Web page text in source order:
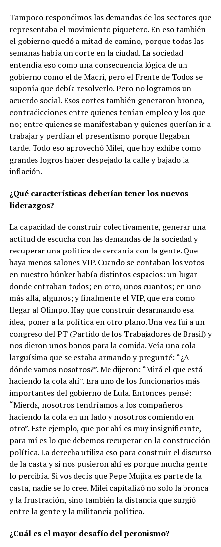
Tampoco respondimos las demandas de los sectores que
representaba el movimiento piquetero. En eso también
el gobierno quedó a mitad de camino, porque todas las
semanas había un corte en la ciudad. La sociedad
entendía eso como una consecuencia lógica de un
gobierno como el de Macri, pero el Frente de Todos se
suponía que debía resolverlo. Pero no logramos un
acuerdo social. Esos cortes también generaron bronca,
contradicciones entre quienes tenían empleo y los que
no; entre quienes se manifestaban y quienes querían ir a
trabajar y perdían el presentismo porque llegaban
tarde. Todo eso aprovechó Milei, que hoy exhibe como
grandes logros haber despejado la calle y bajado la
inflación.
¿Qué características deberían tener los nuevos
liderazgos?
La capacidad de construir colectivamente, generar una
actitud de escucha con las demandas de la sociedad y
recuperar una política de cercanía con la gente. Que
haya menos salones VIP. Cuando se contaban los votos
en nuestro búnker había distintos espacios: un lugar
donde entraban todos; en otro, unos cuantos; en uno
más allá, algunos; y finalmente el VIP, que era como
llegar al Olimpo. Hay que construir desarmando esa
idea, poner a la política en otro plano. Una vez fui a un
congreso del PT (Partido de los Trabajadores de Brasil) y
nos dieron unos bonos para la comida. Veía una cola
larguísima que se estaba armando y pregunté: “¿A
dónde vamos nosotros?”. Me dijeron: “Mirá el que está
haciendo la cola ahí”. Era uno de los funcionarios más
importantes del gobierno de Lula. Entonces pensé:
“Mierda, nosotros tendríamos a los compañeros
haciendo la cola en un lado y nosotros comiendo en
otro”. Este ejemplo, que por ahí es muy insignificante,
para mí es lo que debemos recuperar en la construcción
política. La derecha utiliza eso para construir el discurso
de la casta y si nos pusieron ahí es porque mucha gente
lo percibía. Si vos decís que Pepe Mujica es parte de la
casta, nadie se lo cree. Milei capitalizó no solo la bronca
y la frustración, sino también la distancia que surgió
entre la gente y la militancia política.
¿Cuál es el mayor desafío del peronismo?